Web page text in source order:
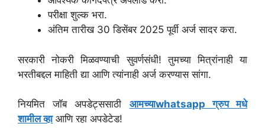
परीक्षा शुल्क भरा.
अंतिम तारीख 30 डिसेंबर 2025 पूर्वी अर्ज सादर करा.
सरकारी नोकरी मिळवण्याची सुवर्णसंधी! तुमच्या मित्रांनाही या
भरतीबद्दल माहिती द्या आणि त्यांनाही अर्ज करण्यास सांगा.
नियमित जॉब अपडेट्ससाठी आमच्याwhatsapp ग्रुप मधे
शामील व्हाआणि रहा अपडेटेड!